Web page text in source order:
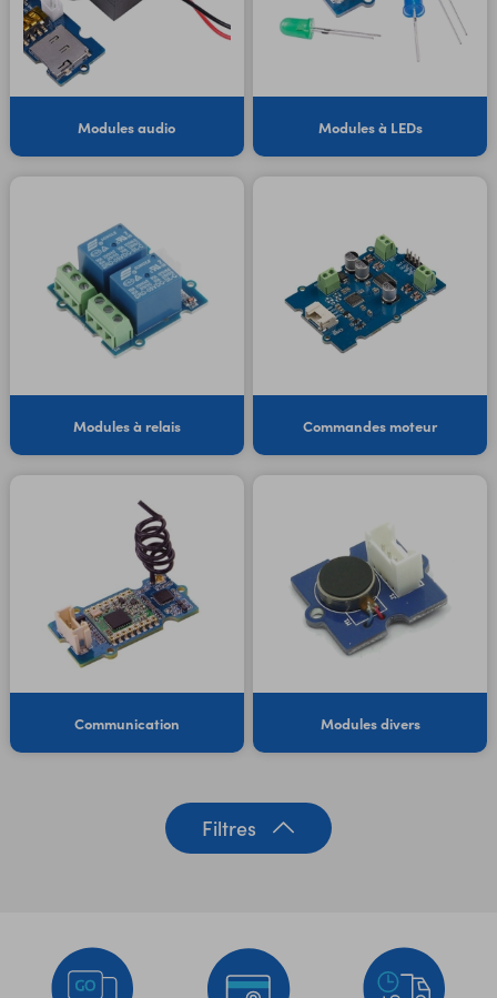
Modules audio Modules à LEDs
Modules à relais Commandes moteur
Communication Modules divers
Filtres